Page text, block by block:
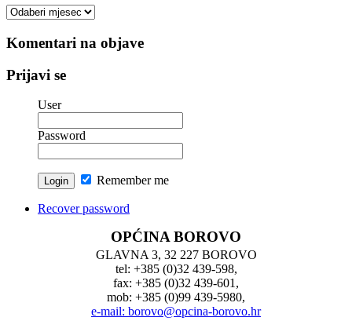
Arhiva
Komentari na objave
Prijavi se
User
Password
Remember me
Recover password
OPĆINA BOROVO
GLAVNA 3, 32 227 BOROVO
tel: +385 (0)32 439-598,
fax: +385 (0)32 439-601,
mob: +385 (0)99 439-5980,
e-mail: borovo@opcina-borovo.hr